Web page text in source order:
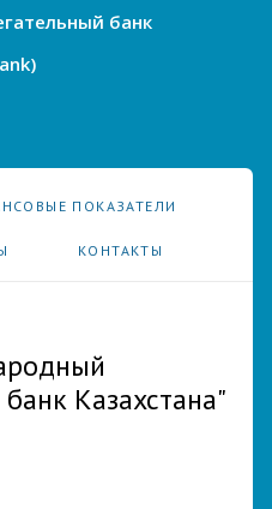
банк
ПОКАЗАТЕЛИ
КОНТАКТЫ
Казахстана"